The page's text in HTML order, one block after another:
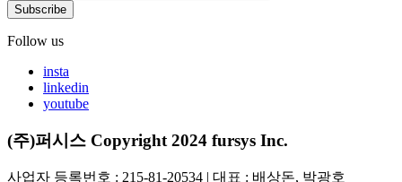
Subscribe
Follow us
insta
linkedin
youtube
(주)퍼시스 Copyright 2024 fursys Inc.
사업자 등록번호 : 215-81-20534 | 대표 : 배상돈, 박광호